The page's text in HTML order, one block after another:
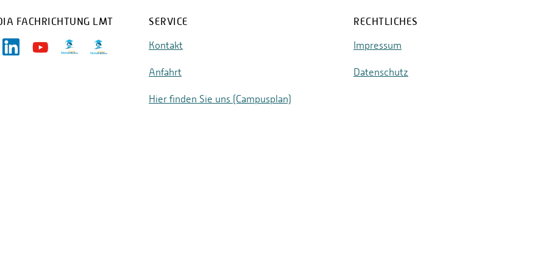
FACHRICHTUNG LMT SERVICE
Kontakt
Anfahrt
Hier finden Sie uns (Campusplan)
RECHTLICHES
Impressum
Datenschutz